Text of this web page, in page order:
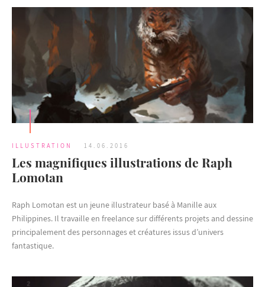
ILLUSTRATION 14.06.2016
Les magnifiques illustrations de Raph
Lomotan
Raph Lomotan est un jeune illustrateur basé à Manille aux
Philippines. Il travaille en freelance sur différents projets and dessine
principalement des personnages et créatures issus d’univers
fantastique.